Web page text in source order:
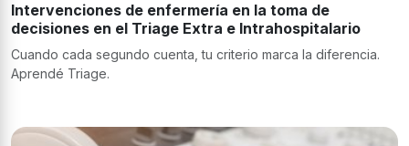
Intervenciones de enfermería en la toma de
decisiones en el Triage Extra e Intrahospitalario
Cuando cada segundo cuenta, tu criterio marca la diferencia.
Aprendé Triage.